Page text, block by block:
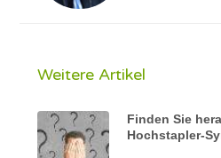
Weitere Artikel
Finden Sie
Hochstapler-